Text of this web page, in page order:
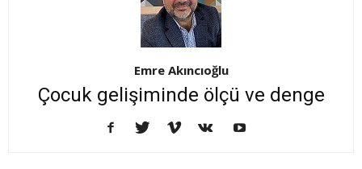
Emre Akıncıoğlu
Çocuk gelişiminde ölçü ve denge